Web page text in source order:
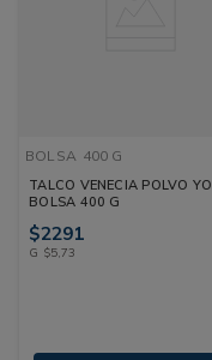
BOLSA 400 G
TALCO VENECIA POLVO
BOLSA 400 G
$2291
G $5,73